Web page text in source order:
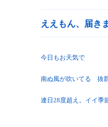
ええもん、届き
今日もお天気で
南ぬ風が吹いてる 抜群
連日28度超え。イイ季